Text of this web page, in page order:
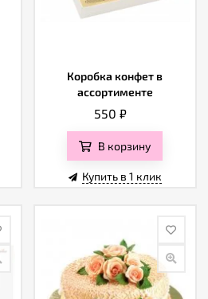
Коробка конфет в
ассортименте
550 ₽
В корзину
Купить в 1 клик